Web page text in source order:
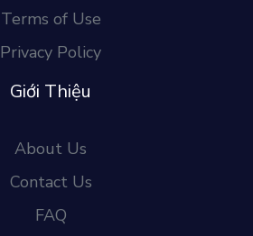
Terms of Use
Privacy Policy
Giới Thiệu
About Us
Contact Us
FAQ